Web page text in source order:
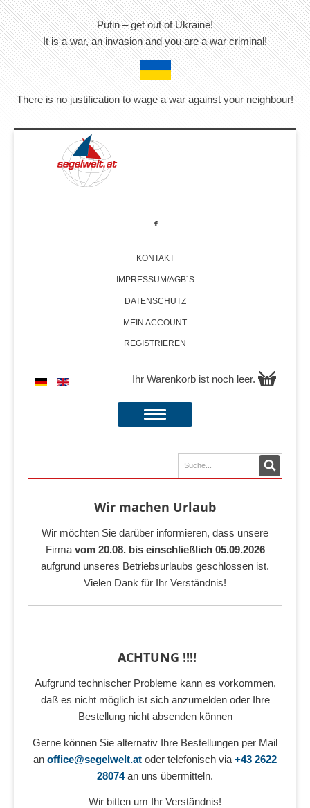
Putin – get out of Ukraine!
It is a war, an invasion and you are a war criminal!
There is no justification to wage a war against your neighbour!
KONTAKT
IMPRESSUM/AGB´S
DATENSCHUTZ
MEIN ACCOUNT
REGISTRIEREN
Ihr Warenkorb ist noch leer.
Wir machen Urlaub
Wir möchten Sie darüber informieren, dass unsere
Firma vom 20.08. bis einschließlich 05.09.2026
aufgrund unseres Betriebsurlaubs geschlossen ist.
Vielen Dank für Ihr Verständnis!
ACHTUNG !!!!
Aufgrund technischer Probleme kann es vorkommen,
daß es nicht möglich ist sich anzumelden oder Ihre
Bestellung nicht absenden können
Gerne können Sie alternativ Ihre Bestellungen per Mail
an office@segelwelt.at oder telefonisch via +43 2622
28074an uns übermitteln.
Wir bitten um Ihr Verständnis!